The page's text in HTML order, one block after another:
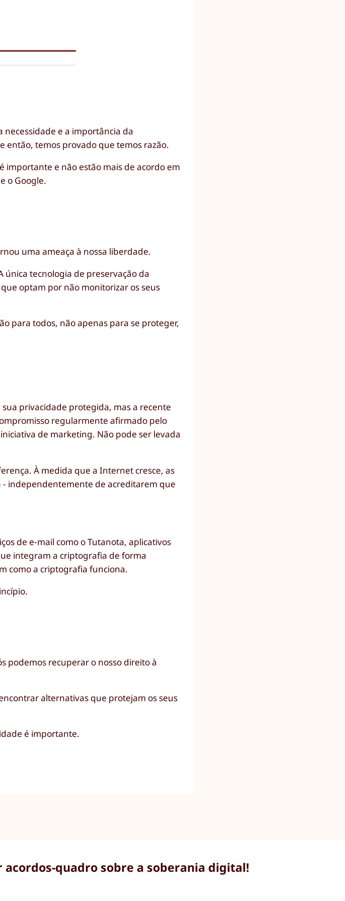
e a importância da
então, temos provado que temos razão.
importante e não estão mais de acordo em
o Google.
uma ameaça à nossa liberdade.
única tecnologia de preservação da
optam por não monitorizar os seus
para todos, não apenas para se proteger,
privacidade protegida, mas a recente
regularmente afirmado pelo
de marketing. Não pode ser levada
À medida que a Internet cresce, as
independentemente de acreditarem que
de e-mail como o Tutanota, aplicativos
integram a criptografia de forma
como a criptografia funciona.
podemos recuperar o nosso direito à
alternativas que protejam os seus
é importante.
acordos-quadro sobre a soberania digital!